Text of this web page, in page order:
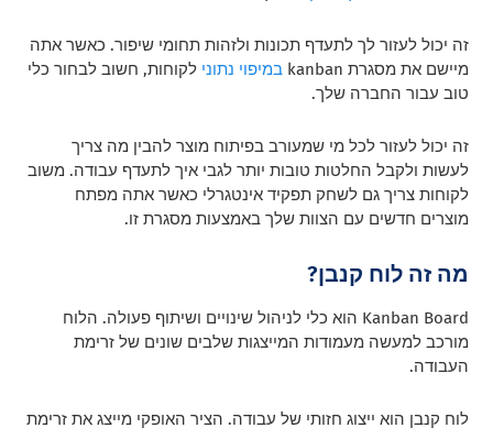
זה יכול לעזור לך לתעדף תכונות ולזהות תחומי שיפור. כאשר אתה
מיישם את מסגרת kanban
במיפוי נתוני לקוחות, חשוב לבחור כלי
טוב עבור החברה שלך.
זה יכול לעזור לכל מי שמעורב בפיתוח מוצר להבין מה צריך
לעשות ולקבל החלטות טובות יותר לגבי איך לתעדף עבודה. משוב
לקוחות צריך גם לשחק תפקיד אינטגרלי כאשר אתה מפתח
מוצרים חדשים עם הצוות שלך באמצעות מסגרת זו.
מה זה לוח קנבן?
Kanban Board הוא כלי לניהול שינויים ושיתוף פעולה.
הלוח
מורכב למעשה מעמודות המייצגות שלבים שונים של זרימת
העבודה.
לוח קנבן הוא ייצוג חזותי של עבודה. הציר האופקי מייצג את זרימת